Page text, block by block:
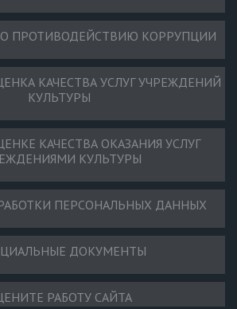
ПРОТИВОДЕЙСТВИЮ КОРРУПЦИИ
КАЧЕСТВА УСЛУГ УЧРЕЖДЕНИЙ
КУЛЬТУРЫ
КАЧЕСТВА ОКАЗАНИЯ УСЛУГ
КУЛЬТУРЫ
ПЕРСОНАЛЬНЫХ ДАННЫХ
ДОКУМЕНТЫ
РАБОТУ САЙТА